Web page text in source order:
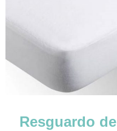
Resguardo de